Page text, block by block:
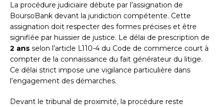
La procédure judiciaire débute par l’assignation de
BoursoBank devant la juridiction compétente. Cette
assignation doit respecter des formes précises et être
signifiée par huissier de justice. Le délai de prescription de
2 ans selon l’article L110-4 du Code de commerce court à
compter de la connaissance du fait générateur du litige.
Ce délai strict impose une vigilance particulière dans
l’engagement des démarches.
Devant le tribunal de proximité, la procédure reste